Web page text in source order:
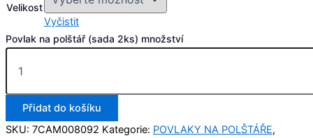
Velikost
Vyčistit
Povlak na polštář (sada 2ks) množství
Přidat do košíku
SKU: 7CAM008092 Kategorie: POVLAKY NA POLŠTÁŘE,